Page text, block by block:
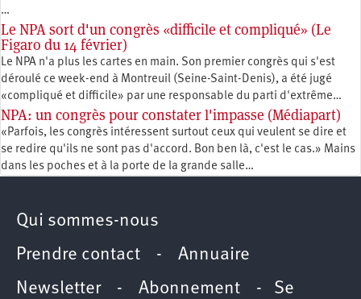
…
Le NPA sort d'un congrès «difficile et compliqué» (Le
Figaro du 14 février)
Le NPA n'a plus les cartes en main. Son premier congrès qui s'est
déroulé ce week-end à Montreuil (Seine-Saint-Denis), a été jugé
«compliqué et difficile» par une responsable du parti d'extrême…
NPA: un congrès pour constater l'impasse (Médiapart)
«Parfois, les congrès intéressent surtout ceux qui veulent se dire et
se redire qu'ils ne sont pas d'accord. Bon ben là, c'est le cas.» Mains
dans les poches et à la porte de la grande salle…
Qui sommes-nous
Prendre contact - Annuaire
Newsletter - Abonnement - Se